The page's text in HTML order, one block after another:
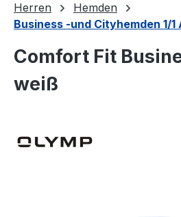
Herren
Hemden
Business -und Cityhemden 1/1
Comfort Fit
weiß